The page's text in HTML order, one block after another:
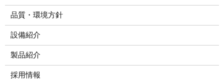
品質・環境方針
設備紹介
製品紹介
採用情報